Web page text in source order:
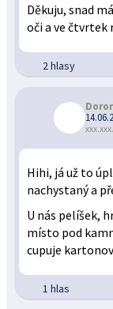
Děkuju, snad
oči a ve čtvrtek
2 hlasy
Hihi, já už to
nachystaný a
U nás pelíšek,
místo pod
cupuje
1 hlas